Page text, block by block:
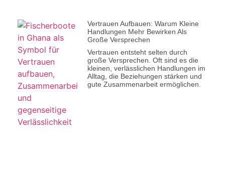
Vertrauen Aufbauen: Warum Kleine
Handlungen Mehr Bewirken Als
Große Versprechen
Vertrauen entsteht selten durch
große Versprechen. Oft sind es die
kleinen, verlässlichen Handlungen im
Alltag, die Beziehungen stärken und
gute Zusammenarbeit ermöglichen.